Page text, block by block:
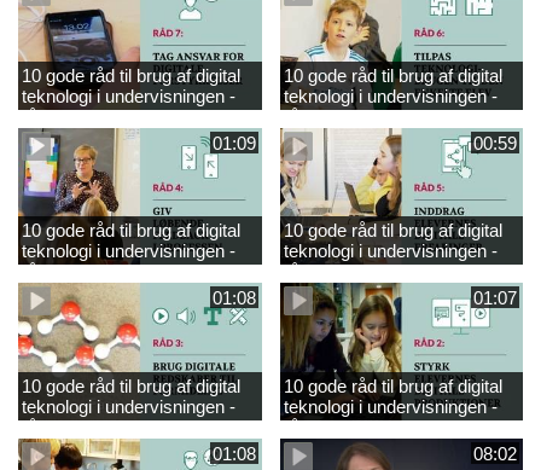
10 gode råd til brug af digital
teknologi i undervisningen -
råd 7
10 gode råd til brug af digital
teknologi i undervisningen -
råd 6
01:09
10 gode råd til brug af digital
teknologi i undervisningen -
råd 4
00:59
10 gode råd til brug af digital
teknologi i undervisningen -
råd 5
01:08
10 gode råd til brug af digital
teknologi i undervisningen -
råd 3
01:07
10 gode råd til brug af digital
teknologi i undervisningen -
råd 2
01:08
08:02